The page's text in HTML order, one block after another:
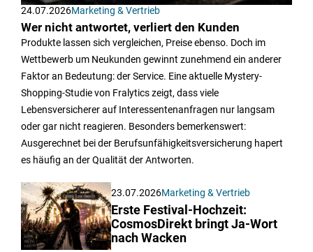
24.07.2026Marketing & Vertrieb
Wer nicht antwortet, verliert den Kunden
Produkte lassen sich vergleichen, Preise ebenso. Doch im
Wettbewerb um Neukunden gewinnt zunehmend ein anderer
Faktor an Bedeutung: der Service. Eine aktuelle Mystery-
Shopping-Studie von Fralytics zeigt, dass viele
Lebensversicherer auf Interessentenanfragen nur langsam
oder gar nicht reagieren. Besonders bemerkenswert:
Ausgerechnet bei der Berufsunfähigkeitsversicherung hapert
es häufig an der Qualität der Antworten.
23.07.2026Marketing & Vertrieb
Erste Festival-Hochzeit:
CosmosDirekt bringt Ja-Wort
nach Wacken